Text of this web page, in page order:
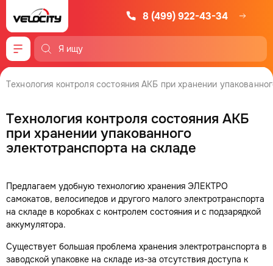
8 (499) 922-43-34
Меню
Технология контроля состояния АКБ при хранении
Технология контроля состояния АКБ
при хранении упакованного
электотранспорта на складе
Предлагаем удобную технологию хранения ЭЛЕКТРО
самокатов, велосипедов и другого малого электротранспорта
на складе в коробках с контролем состояния и с подзарядкой
аккумулятора.
Существует большая проблема хранения электротранспорта в
заводской упаковке на складе из-за отсутствия доступа к